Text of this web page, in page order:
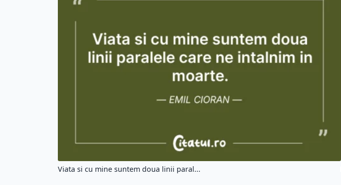
Viata si cu mine suntem doua linii paral...